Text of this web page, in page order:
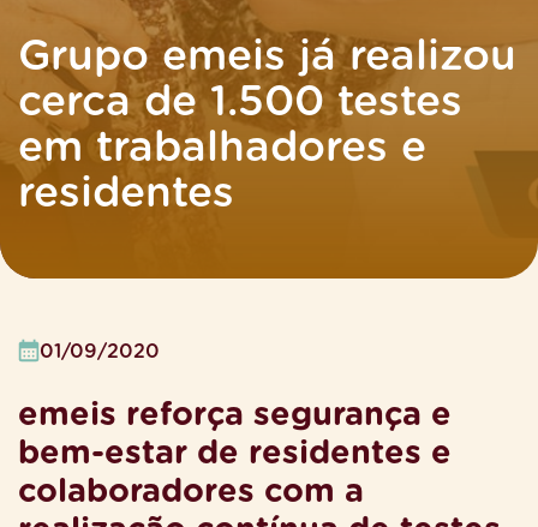
Grupo emeis já realizou
cerca de 1.500 testes
em trabalhadores e
residentes
01/09/2020
emeis reforça segurança e
bem-estar de residentes e
colaboradores com a